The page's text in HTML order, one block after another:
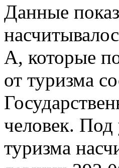
Данные
А, которые
от туризма
человек.
туризма